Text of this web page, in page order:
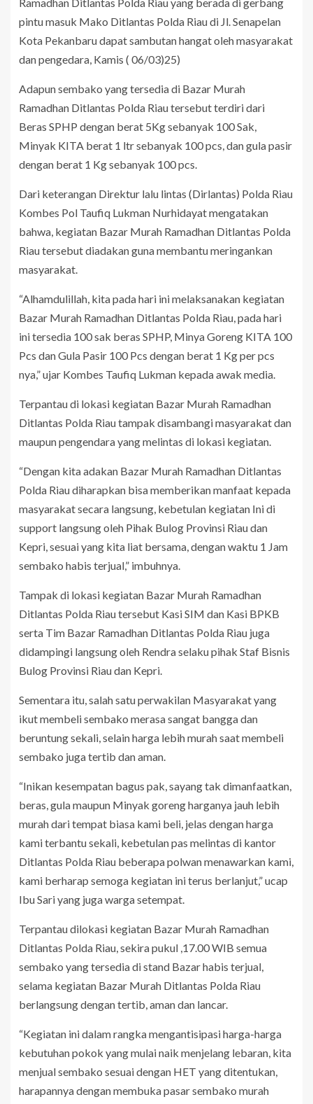
pintu masuk Mako Ditlantas Polda Riau di Jl. Senapelan
Kota Pekanbaru dapat sambutan hangat oleh masyarakat
dan pengedara, Kamis ( 06/03)25)
Adapun sembako yang tersedia di Bazar Murah
Ramadhan Ditlantas Polda Riau tersebut terdiri dari
Beras SPHP dengan berat 5Kg sebanyak 100 Sak,
Minyak KITA berat 1 ltr sebanyak 100 pcs, dan gula pasir
dengan berat 1 Kg sebanyak 100 pcs.
Dari keterangan Direktur lalu lintas (Dirlantas) Polda Riau
Kombes Pol Taufiq Lukman Nurhidayat mengatakan
bahwa, kegiatan Bazar Murah Ramadhan Ditlantas Polda
Riau tersebut diadakan guna membantu meringankan
masyarakat.
“Alhamdulillah, kita pada hari ini melaksanakan kegiatan
Bazar Murah Ramadhan Ditlantas Polda Riau, pada hari
ini tersedia 100 sak beras SPHP, Minya Goreng KITA 100
Pcs dan Gula Pasir 100 Pcs dengan berat 1 Kg per pcs
nya,” ujar Kombes Taufiq Lukman kepada awak media.
Terpantau di lokasi kegiatan Bazar Murah Ramadhan
Ditlantas Polda Riau tampak disambangi masyarakat dan
maupun pengendara yang melintas di lokasi kegiatan.
“Dengan kita adakan Bazar Murah Ramadhan Ditlantas
Polda Riau diharapkan bisa memberikan manfaat kepada
masyarakat secara langsung, kebetulan kegiatan Ini di
support langsung oleh Pihak Bulog Provinsi Riau dan
Kepri, sesuai yang kita liat bersama, dengan waktu 1 Jam
sembako habis terjual,” imbuhnya.
Tampak di lokasi kegiatan Bazar Murah Ramadhan
Ditlantas Polda Riau tersebut Kasi SIM dan Kasi BPKB
serta Tim Bazar Ramadhan Ditlantas Polda Riau juga
didampingi langsung oleh Rendra selaku pihak Staf Bisnis
Bulog Provinsi Riau dan Kepri.
Sementara itu, salah satu perwakilan Masyarakat yang
ikut membeli sembako merasa sangat bangga dan
beruntung sekali, selain harga lebih murah saat membeli
sembako juga tertib dan aman.
“Inikan kesempatan bagus pak, sayang tak dimanfaatkan,
beras, gula maupun Minyak goreng harganya jauh lebih
murah dari tempat biasa kami beli, jelas dengan harga
kami terbantu sekali, kebetulan pas melintas di kantor
Ditlantas Polda Riau beberapa polwan menawarkan kami,
kami berharap semoga kegiatan ini terus berlanjut,” ucap
Ibu Sari yang juga warga setempat.
Terpantau dilokasi kegiatan Bazar Murah Ramadhan
Ditlantas Polda Riau, sekira pukul ,17.00 WIB semua
sembako yang tersedia di stand Bazar habis terjual,
selama kegiatan Bazar Murah Ditlantas Polda Riau
berlangsung dengan tertib, aman dan lancar.
“Kegiatan ini dalam rangka mengantisipasi harga-harga
kebutuhan pokok yang mulai naik menjelang lebaran, kita
menjual sembako sesuai dengan HET yang ditentukan,
harapannya dengan membuka pasar sembako murah